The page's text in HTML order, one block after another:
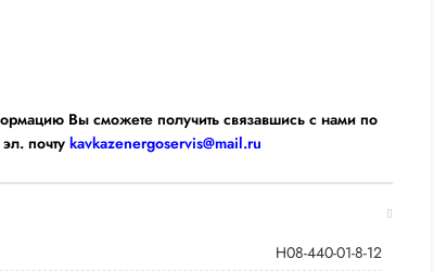
Вы сможете получить связавшись с нами по
почту kavkazenergoservis@mail.ru
Н08-440-01-8-12